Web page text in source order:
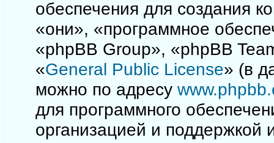
обеспечения для создания
«они», «программное
«phpBB Group», «phpBB
«General Public License» (в
можно по адресу
для программного
организацией и поддержкой